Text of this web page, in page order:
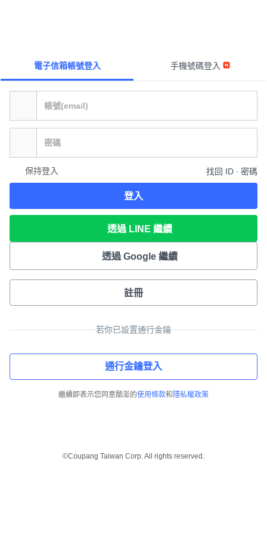
電子信箱帳號登入 手機號碼登入
保持登入 找回 ID ∙ 密碼
登入
透過 LINE 繼續
透過 Google 繼續
註冊
若你已設置通行金鑰
通行金鑰登入
繼續即表示您同意酷澎的使用條款和 隱私權政策
©Coupang Taiwan Corp. All rights reserved.